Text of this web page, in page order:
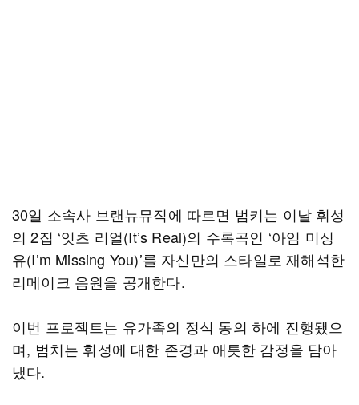
30일 소속사 브랜뉴뮤직에 따르면 범키는 이날 휘성
의 2집 ‘잇츠 리얼(It’s Real)의 수록곡인 ‘아임 미싱
유(I’m Missing You)’를 자신만의 스타일로 재해석한
리메이크 음원을 공개한다.
이번 프로젝트는 유가족의 정식 동의 하에 진행됐으
며, 범치는 휘성에 대한 존경과 애틋한 감정을 담아
냈다.